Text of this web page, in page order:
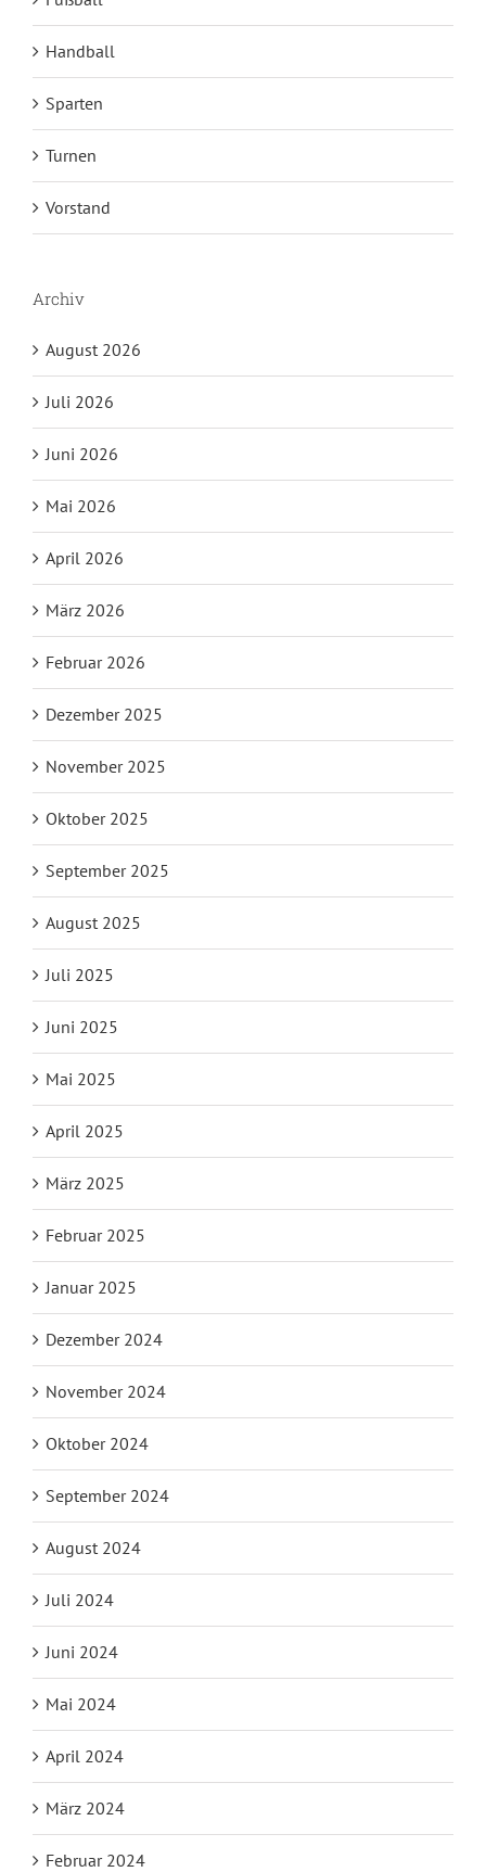
Handball
Sparten
Turnen
Vorstand
Archiv
August 2026
Juli 2026
Juni 2026
Mai 2026
April 2026
März 2026
Februar 2026
Dezember 2025
November 2025
Oktober 2025
September 2025
August 2025
Juli 2025
Juni 2025
Mai 2025
April 2025
März 2025
Februar 2025
Januar 2025
Dezember 2024
November 2024
Oktober 2024
September 2024
August 2024
Juli 2024
Juni 2024
Mai 2024
April 2024
März 2024
Februar 2024